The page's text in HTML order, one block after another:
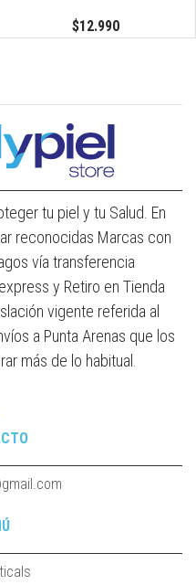
$12.990
tu piel y tu Salud. En
reconocidas Marcas con
vía transferencia
y Retiro en Tienda
vigente referida al
a Punta Arenas que los
más de lo habitual.